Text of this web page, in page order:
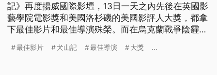
記》再度揚威國際影壇，13日一天之內先後在英國影
藝學院電影獎和美國洛杉磯的美國影評人大獎，都拿
下最佳影片和最佳導演殊榮。而在烏克蘭戰爭陰霾
最佳影片 犬山記 最佳導演 大獎 ...